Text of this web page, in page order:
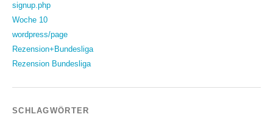
signup.php
Woche 10
wordpress/page
Rezension+Bundesliga
Rezension Bundesliga
SCHLAGWÖRTER